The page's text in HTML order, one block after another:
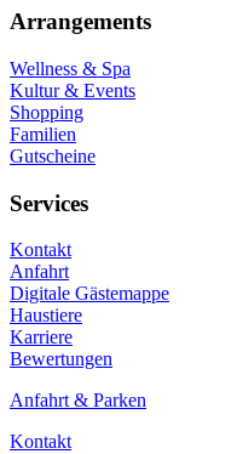
Arrangements
Wellness & Spa
Kultur & Events
Shopping
Familien
Gutscheine
Services
Kontakt
Anfahrt
Digitale Gästemappe
Haustiere
Karriere
Bewertungen
Anfahrt & Parken
Kontakt